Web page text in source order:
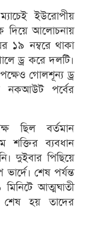
ইউরোপীয়
দিয়ে আলোচনায়
১৯ নম্বরে থাকা
ড্র করে দলটি।
গোলশূন্য ড্র
নকআউট পর্বের
ছিল বর্তমান
শক্তির ব্যবধান
দুইবার পিছিয়ে
শেষ পর্যন্ত
আত্মঘাতী
শেষ হয় তাদের